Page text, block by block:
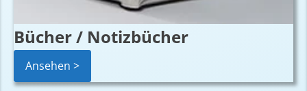
Bücher / Notizbücher
Ansehen >